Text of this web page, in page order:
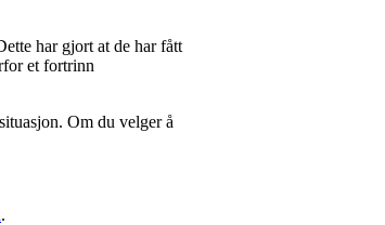
har gjort at de har fått
et fortrinn
Om du velger å
.